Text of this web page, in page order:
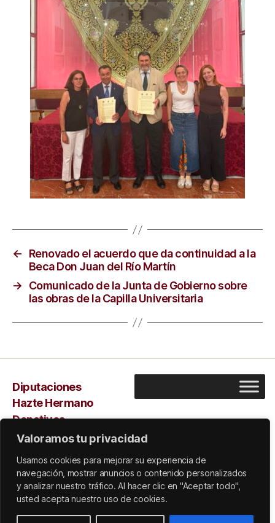
Valoramos tu privacidad
Usamos cookies para mejorar su experiencia de
navegación, mostrar anuncios o contenido personalizados
y analizar nuestro tráfico. Al hacer clic en "Aceptar todo",
usted acepta nuestro uso de cookies.
←
Renovado el acuerdo que da continuidad a la
Beca Don Juan del Río Martín
→
Comunicado de la Junta de Gobierno sobre
las obras de la Capilla Universitaria
Diputaciones
Hazte Hermano
Donativos
Capilla